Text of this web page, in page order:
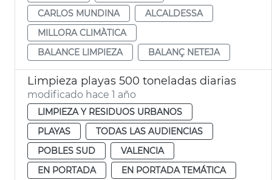
CARLOS MUNDINA
ALCALDESSA
MILLORA CLIMÀTICA
BALANCE LIMPIEZA
BALANÇ NETEJA
Limpieza playas 500 toneladas diarias
modificado hace 1 año
LIMPIEZA Y RESIDUOS URBANOS
PLAYAS
TODAS LAS AUDIENCIAS
POBLES SUD
VALENCIA
EN PORTADA
EN PORTADA TEMÁTICA